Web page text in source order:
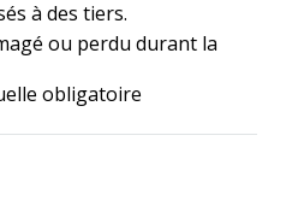
à des tiers.
ou perdu durant la
obligatoire